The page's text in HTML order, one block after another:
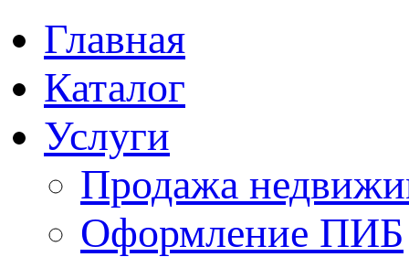
Главная
Каталог
Услуги
Продажа
Оформление ПИБ